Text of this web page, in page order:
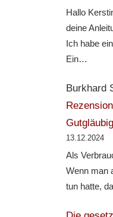
Hallo
deine
Ich habe
Ein…
Burkhard
13.12.2024
Als
Wenn man
tun hatte,